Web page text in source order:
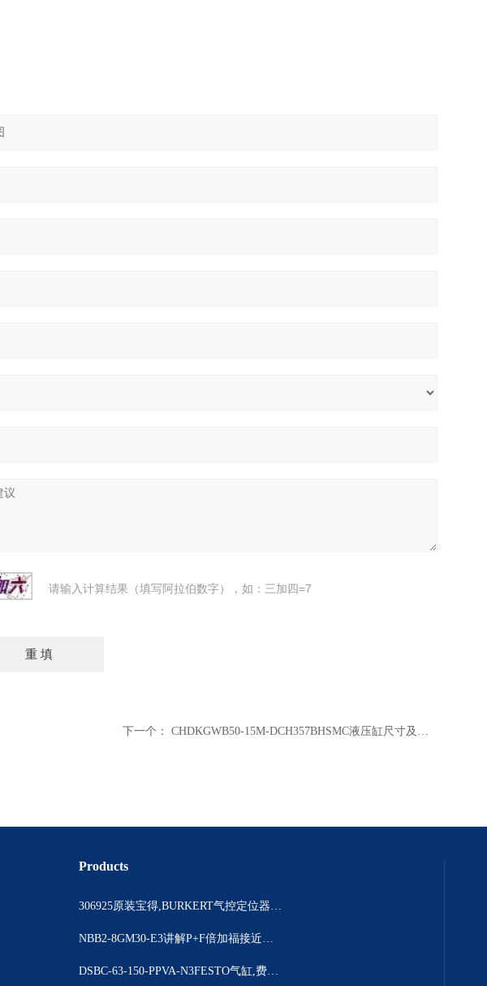
请输入计算结果（填写阿拉伯数字），如：三加四=7
下一个： CHDKGWB50-15M-DCH357BHSMC液压缸尺寸及重量
Products
306925原装宝得,BURKERT气控定位器结构详情
NBB2-8GM30-E3讲解P+F倍加福接近开关选择要点
DSBC-63-150-PPVA-N3FESTO气缸,费斯托DSBC系列产品解说